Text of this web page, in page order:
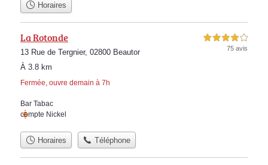
Horaires
La Rotonde
13 Rue de Tergnier, 02800 Beautor
À 3.8 km
Fermée, ouvre demain à 7h
4,0 étoiles sur 5
75 avis
Bar Tabac
compte Nickel
Horaires Téléphone